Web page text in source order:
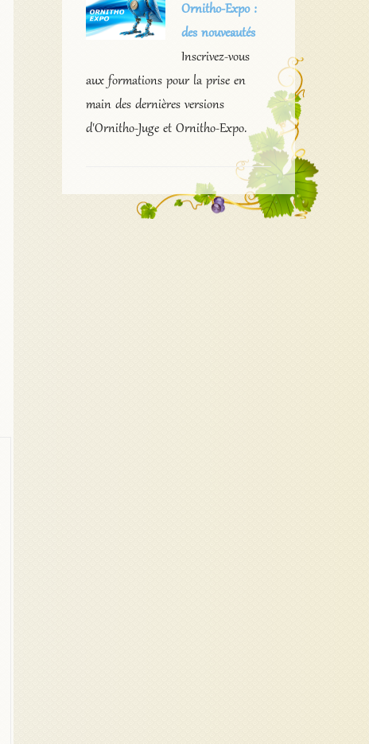
Ornitho-Expo :
des nouveautés
Inscrivez-vous
aux formations pour la prise en
main des dernières versions
d'Ornitho-Juge et Ornitho-Expo.